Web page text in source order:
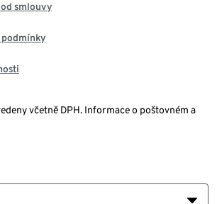
smlouvy
podmínky
včetně DPH. Informace o poštovném a